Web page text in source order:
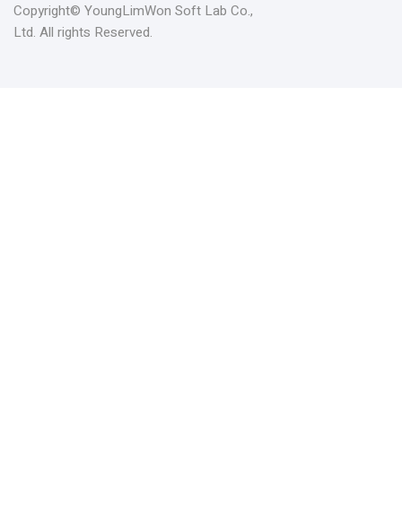
Copyright© YoungLimWon Soft Lab Co.,
Ltd. All rights Reserved.